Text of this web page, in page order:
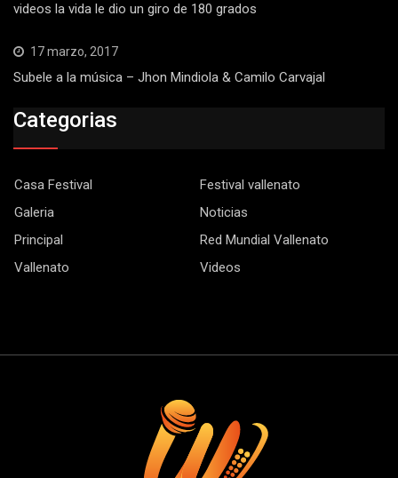
videos la vida le dio un giro de 180 grados
17 marzo, 2017
Subele a la música – Jhon Mindiola & Camilo Carvajal
Categorias
Casa Festival
Festival vallenato
Galeria
Noticias
Principal
Red Mundial Vallenato
Vallenato
Videos